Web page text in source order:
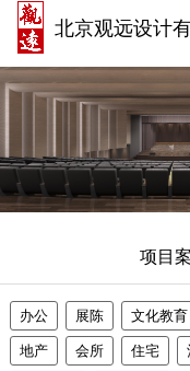
项目
办公 展陈 文化教育
地产 会所 住宅
北京观远设计